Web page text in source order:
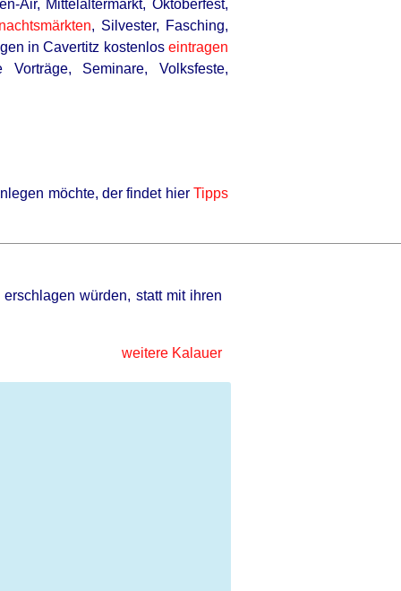
Air, Mittelaltermarkt, Oktoberfest,
, Silvester, Fasching,
in Cavertitz kostenlos eintragen
Seminare, Volksfeste,
möchte, der findet hier Tipps
würden, statt mit ihren
weitere Kalauer